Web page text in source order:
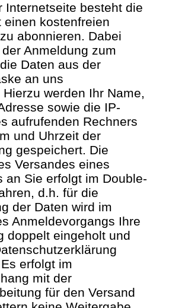
Internetseite besteht die
einen kostenfreien
abonnieren. Dabei
Anmeldung zum
Daten aus der
an uns
Hierzu werden Ihr Name,
sowie die IP-
aufrufenden Rechners
und Uhrzeit der
gespeichert. Die
Versandes eines
an Sie erfolgt im Double-
d.h. für die
der Daten wird im
Anmeldevorgangs Ihre
doppelt eingeholt und
Es erfolgt im
mit der
für den Versand